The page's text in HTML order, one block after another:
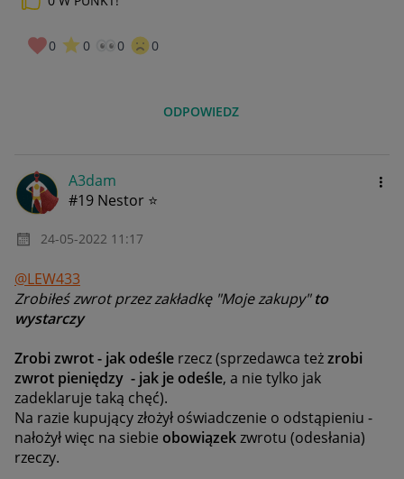
0 0 0 0
ODPOWIEDZ
A3dam
#19 Nestor ⭐
‎24-05-2022 11:17
@LEW433
Zrobiłeś zwrot przez zakładkę "Moje zakupy"to
wystarczy
Zrobi zwrot - jak odeśle rzecz (sprzedawca teżzrobi
zwrot pieniędzy - jak je odeśle, a nie tylko jak
zadeklaruje taką chęć).
Na razie kupujący złożył oświadczenie o odstąpieniu -
nałożył więc na siebie obowiązekzwrotu (odesłania)
rzeczy.